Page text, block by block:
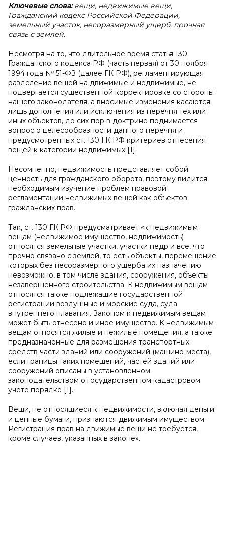
Ключевые слова:вещи, недвижимые вещи,
Гражданский кодекс Российской Федерации,
земельный участок, несоразмерный ущерб, прочная
связь с землей.
Несмотря на то, что длительное время статья 130
Гражданского кодекса РФ (часть первая) от 30 ноября
1994 года № 51-ФЗ (далее ГК РФ), регламентирующая
разделение вещей на движимые и недвижимые, не
подвергается существенной корректировке со стороны
нашего законодателя, а вносимые изменения касаются
лишь дополнения или исключения из перечня тех или
иных объектов, до сих пор в доктрине поднимается
вопрос о целесообразности данного перечня и
предусмотренных ст. 130 ГК РФ критериев отнесения
вещей к категории недвижимых [1].
Несомненно, недвижимость представляет собой
ценность для гражданского оборота, поэтому видится
необходимым изучение проблем правовой
регламентации недвижимых вещей как объектов
гражданских прав.
Так, ст. 130 ГК РФ предусматривает «к недвижимым
вещам (недвижимое имущество, недвижимость)
относятся земельные участки, участки недр и все, что
прочно связано с землей, то есть объекты, перемещение
которых без несоразмерного ущерба их назначению
невозможно, в том числе здания, сооружения, объекты
незавершенного строительства. К недвижимым вещам
относятся также подлежащие государственной
регистрации воздушные и морские суда, суда
внутреннего плавания. Законом к недвижимым вещам
может быть отнесено и иное имущество. К недвижимым
вещам относятся жилые и нежилые помещения, а также
предназначенные для размещения транспортных
средств части зданий или сооружений (машино-места),
если границы таких помещений, частей зданий или
сооружений описаны в установленном
законодательством о государственном кадастровом
учете порядке [1].
Вещи, не относящиеся к недвижимости, включая деньги
и ценные бумаги, признаются движимым имуществом.
Регистрация прав на движимые вещи не требуется,
кроме случаев, указанных в законе».